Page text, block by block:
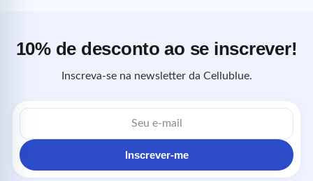
10% de desconto ao se inscrever!
Inscreva-se na newsletter da Cellublue.
Endereço
de
Inscrever-me